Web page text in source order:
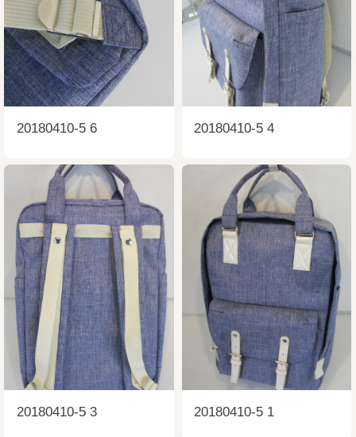
20180410-5 6 20180410-5 4
20180410-5 3 20180410-5 1